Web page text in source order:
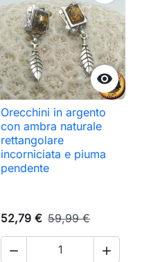

Orecchini in argento
con ambra naturale
rettangolare
incorniciata e piuma
pendente
52,79 € 59,99 €
 